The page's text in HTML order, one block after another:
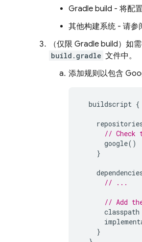
Gradle build - 将配
其他构建系统 - 请参
（仅限 Gradle build）如
build.gradle 文件中。
添加规则以包含
buildscript {
//
google()
}
// ...
// Add
classpath
}